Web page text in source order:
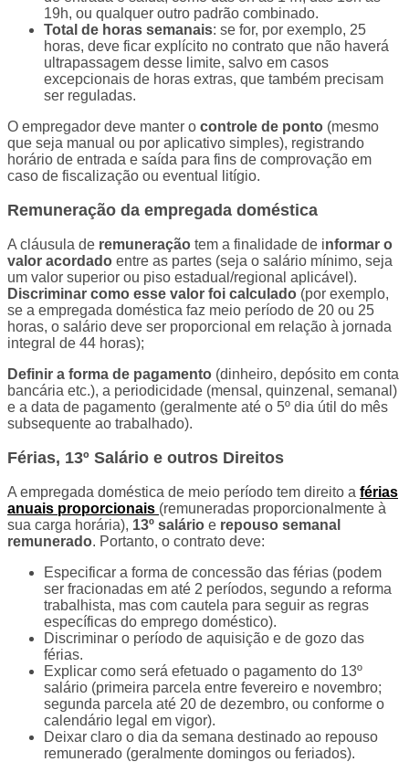
19h, ou qualquer outro padrão combinado.
Total de horas semanais: se for, por exemplo, 25
horas, deve ficar explícito no contrato que não haverá
ultrapassagem desse limite, salvo em casos
excepcionais de horas extras, que também precisam
ser reguladas.
O empregador deve manter o controle de ponto (mesmo
que seja manual ou por aplicativo simples), registrando
horário de entrada e saída para fins de comprovação em
caso de fiscalização ou eventual litígio.
Remuneração da empregada doméstica
A cláusula de remuneração tem a finalidade de informar o
valor acordado entre as partes (seja o salário mínimo, seja
um valor superior ou piso estadual/regional aplicável).
Discriminar como esse valor foi calculado (por exemplo,
se a empregada doméstica faz meio período de 20 ou 25
horas, o salário deve ser proporcional em relação à jornada
integral de 44 horas);
Definir a forma de pagamento (dinheiro, depósito em conta
bancária etc.), a periodicidade (mensal, quinzenal, semanal)
e a data de pagamento (geralmente até o 5º dia útil do mês
subsequente ao trabalhado).
Férias, 13º Salário e outros Direitos
A empregada doméstica de meio período tem direito a férias
anuais proporcionais (remuneradas proporcionalmente à
sua carga horária), 13º salário e repouso semanal
remunerado. Portanto, o contrato deve:
Especificar a forma de concessão das férias (podem
ser fracionadas em até 2 períodos, segundo a reforma
trabalhista, mas com cautela para seguir as regras
específicas do emprego doméstico).
Discriminar o período de aquisição e de gozo das
férias.
Explicar como será efetuado o pagamento do 13º
salário (primeira parcela entre fevereiro e novembro;
segunda parcela até 20 de dezembro, ou conforme o
calendário legal em vigor).
Deixar claro o dia da semana destinado ao repouso
remunerado (geralmente domingos ou feriados).